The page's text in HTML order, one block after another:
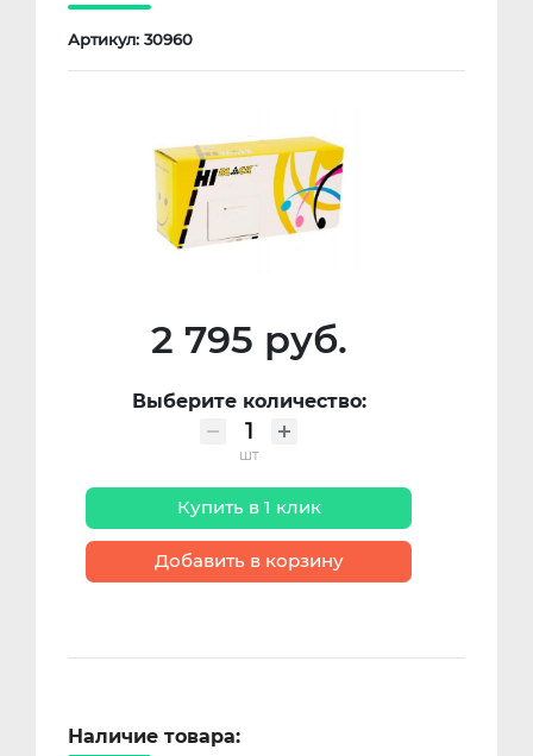
Артикул: 30960
2 795 руб.
Выберите количество:
шт
Купить в 1 клик
Добавить в корзину
Наличие товара: